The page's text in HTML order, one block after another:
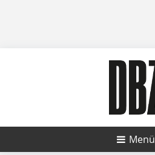
Menü